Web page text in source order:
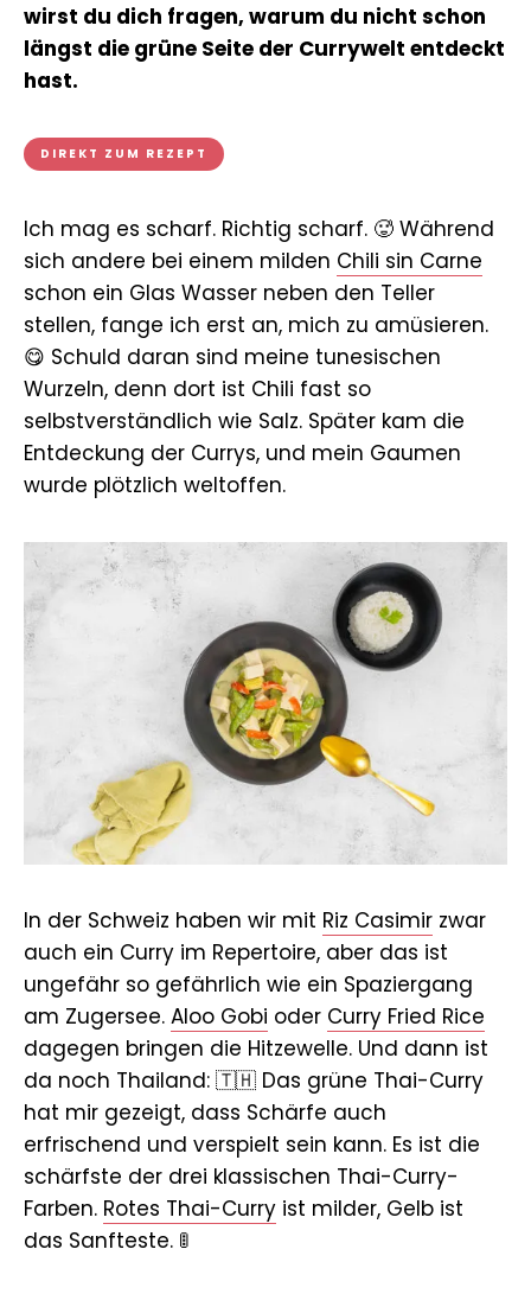
wirst du dich fragen, warum du nicht schon
längst die grüne Seite der Currywelt entdeckt
hast.
DIREKT ZUM REZEPT
Ich mag es scharf. Richtig scharf. 🥵 Während
sich andere bei einem milden Chili sin Carne
schon ein Glas Wasser neben den Teller
stellen, fange ich erst an, mich zu amüsieren.
😋 Schuld daran sind meine tunesischen
Wurzeln, denn dort ist Chili fast so
selbstverständlich wie Salz. Später kam die
Entdeckung der Currys, und mein Gaumen
wurde plötzlich weltoffen.
In der Schweiz haben wir mit Riz Casimir zwar
auch ein Curry im Repertoire, aber das ist
ungefähr so gefährlich wie ein Spaziergang
am Zugersee. Aloo Gobi oder Curry Fried Rice
dagegen bringen die Hitzewelle. Und dann ist
da noch Thailand: 🇹🇭 Das grüne Thai-Curry
hat mir gezeigt, dass Schärfe auch
erfrischend und verspielt sein kann. Es ist die
schärfste der drei klassischen Thai-Curry-
Farben. Rotes Thai-Curry ist milder, Gelb ist
das Sanfteste. 🚦